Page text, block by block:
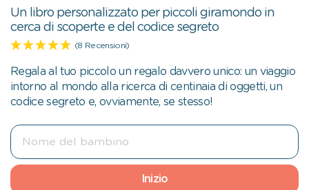
Un libro personalizzato per piccoli giramondo in
cerca di scoperte e del codice segreto
(8 Recensioni)
Regala al tuo piccolo un regalo davvero unico: un viaggio
intorno al mondo alla ricerca di centinaia di oggetti, un
codice segreto e, ovviamente, se stesso!
Inizio